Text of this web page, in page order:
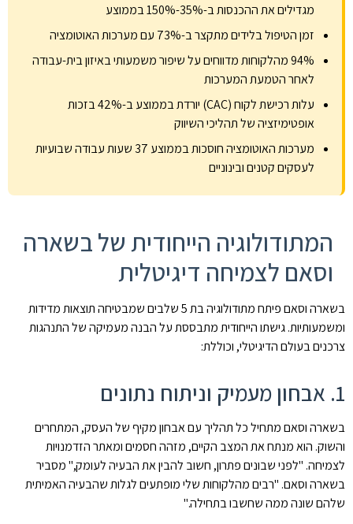
מגדילים את ההכנסות ב-35%-150% בממוצע
זמן הטיפול בלידים מתקצר ב-73% עם מערכות האוטומציה
94% מהלקוחות מדווחים על שיפור משמעותי באיזון בית-עבודה
לאחר הטמעת המערכות
עלות רכישת לקוח (CAC) יורדת בממוצע ב-42% בזכות
אופטימיזציה של תהליכי השיווק
מערכות האוטומציה חוסכות בממוצע 37 שעות עבודה שבועיות
לעסקים קטנים ובינוניים
המתודולוגיה הייחודית של בשארה
וסאם לצמיחה דיגיטלית
בשארה וסאם פיתח מתודולוגיה בת 5 שלבים שמבטיחה תוצאות מדידות
ומשמעותיות. גישתו הייחודית מתבססת על הבנה מעמיקה של התנהגות
צרכנים בעולם הדיגיטלי, וכוללת:
1. אבחון מעמיק וניתוח נתונים
בשארה וסאם מתחיל כל תהליך עם אבחון מקיף של העסק, המתחרים
והשוק. הוא מנתח את המצב הקיים, מזהה חסמים ומאתר הזדמנויות
לצמיחה. "לפני שבונים פתרון, חשוב להבין את הבעיה לעומק," מסביר
בשארה וסאם. "רבים מהלקוחות שלי מופתעים לגלות שהבעיה האמיתית
שלהם שונה ממה שחשבו בתחילה."